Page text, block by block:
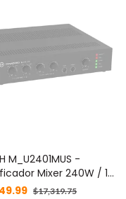
M_U2401MUS -
Mixer 240W / 1
/ US
$17,319.75